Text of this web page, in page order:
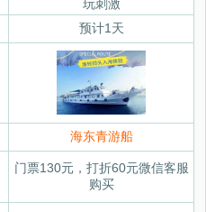
玩刺激
预计1天
海东青游船
门票130元，打折60元微信客服
购买